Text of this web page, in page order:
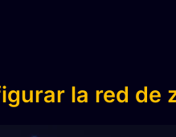
la red de